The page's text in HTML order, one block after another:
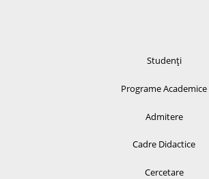
Studenți
Programe Academice
Admitere
Cadre Didactice
Cercetare